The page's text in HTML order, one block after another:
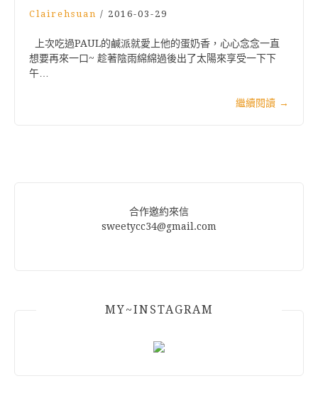
Clairehsuan / 2016-03-29
上次吃過PAUL的鹹派就愛上他的蛋奶香，心心念念一直
想要再來一口~ 趁著陰雨綿綿過後出了太陽來享受一下下
午…
繼續閱讀 →
合作邀約來信
sweetycc34@gmail.com
MY~INSTAGRAM